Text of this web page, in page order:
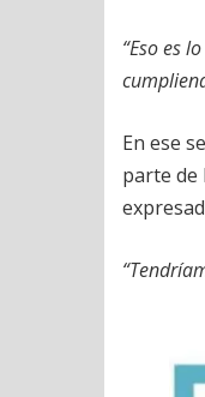
“Eso es
En ese
parte de